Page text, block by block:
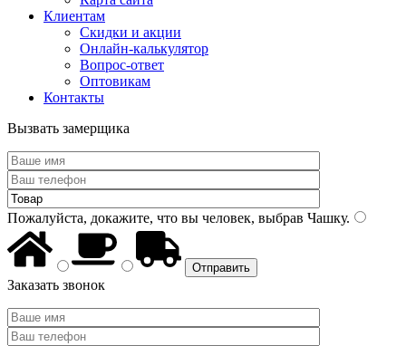
Клиентам
Скидки и акции
Онлайн-калькулятор
Вопрос-ответ
Оптовикам
Контакты
Вызвать замерщика
Пожалуйста, докажите, что вы человек, выбрав Чашку.
Заказать звонок